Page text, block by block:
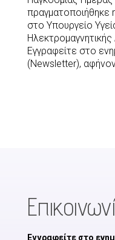
πραγματοποιήθηκε
στο Υπουργείο
Ηλεκτρομαγνητικής
Εγγραφείτε στο
(Newsletter),
Εγγραφείτε στο